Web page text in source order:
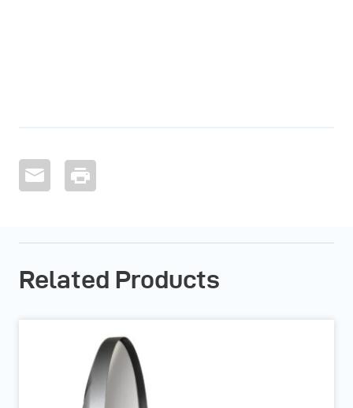
Related Products